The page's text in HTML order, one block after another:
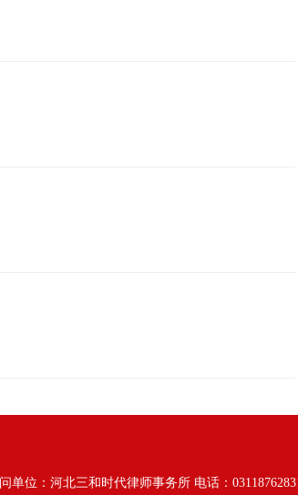
单位：河北三和时代律师事务所 电话：